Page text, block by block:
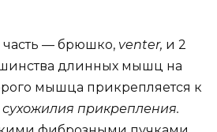
— брюшко, venter, и 2
длинных мышц на
мышца прикрепляется к
сухожилия прикрепления.